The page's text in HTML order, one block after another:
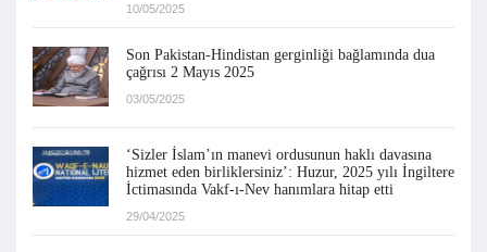
10/05/2025
Son Pakistan-Hindistan gerginliği bağlamında dua
çağrısı 2 Mayıs 2025
03/05/2025
‘Sizler İslam’ın manevi ordusunun haklı davasına
hizmet eden birliklersiniz’: Huzur, 2025 yılı İngiltere
İctimasında Vakf-ı-Nev hanımlara hitap etti
29/04/2025